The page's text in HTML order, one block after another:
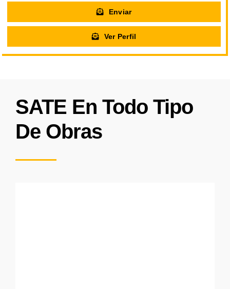
Enviar
Ver Perfil
SATE En Todo Tipo
De Obras